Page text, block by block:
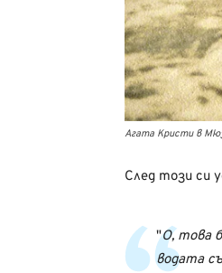
Агата Кристи в
След този си
О, това
водата